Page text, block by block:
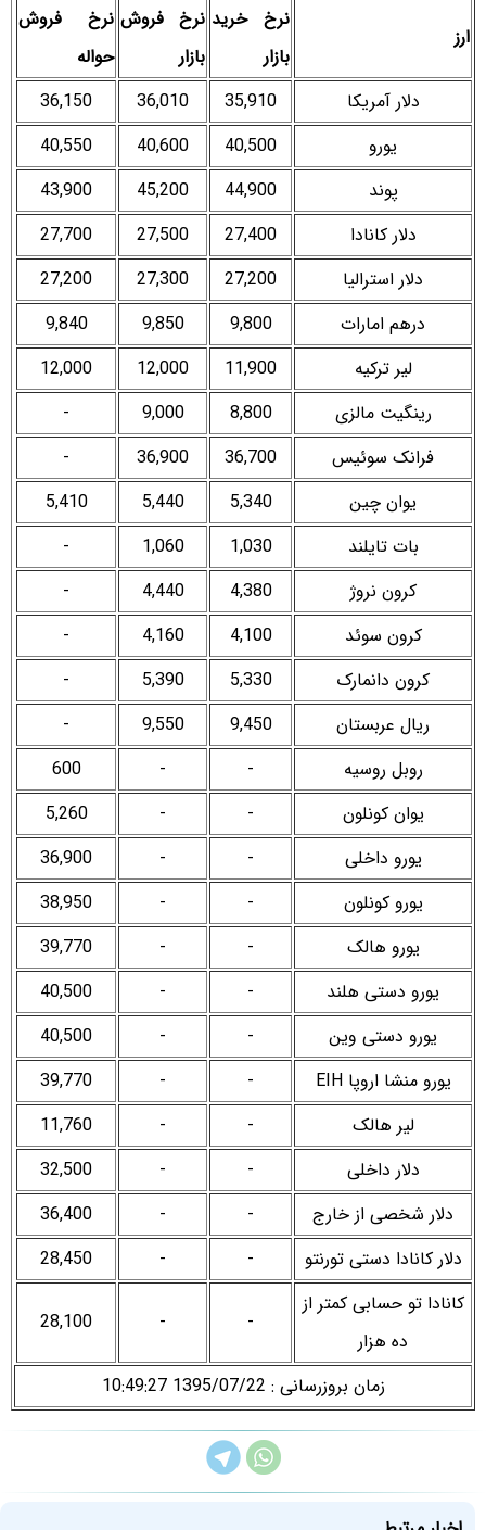
ارز
نرخ خرید
بازار
نرخ فروش
بازار
نرخ فروش
حواله
دلار آمریکا
35,910
36,010
36,150
یورو
40,500
40,600
40,550
پوند
44,900
45,200
43,900
دلار کانادا
27,400
27,500
27,700
دلار استرالیا
27,200
27,300
27,200
درهم امارات
9,800
9,850
9,840
لیر ترکیه
11,900
12,000
12,000
رینگیت مالزی
8,800
9,000
-
فرانک سوئیس
36,700
36,900
-
یوان چین
5,340
5,440
5,410
بات تایلند
1,030
1,060
-
کرون نروژ
4,380
4,440
-
کرون سوئد
4,100
4,160
-
کرون دانمارک
5,330
5,390
-
ریال عربستان
9,450
9,550
-
روبل روسیه
-
-
600
یوان کونلون
-
-
5,260
یورو داخلی
-
-
36,900
یورو کونلون
-
-
38,950
یورو هالک
-
-
39,770
یورو دستی هلند
-
-
40,500
یورو دستی وین
-
-
40,500
یورو منشا اروپا EIH
-
-
39,770
لیر هالک
-
-
11,760
دلار داخلی
-
-
32,500
دلار شخصی از خارج
-
-
36,400
دلار کانادا دستی تورنتو
-
-
28,450
کانادا تو حسابی کمتر از
ده هزار
-
-
28,100
زمان بروزرسانی : 1395/07/22 10:49:27